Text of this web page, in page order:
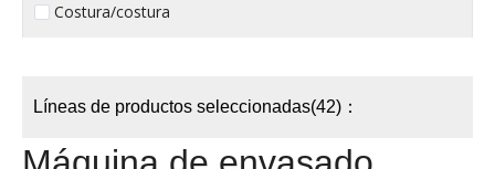
Costura/costura
Líneas de productos seleccionadas(42)：